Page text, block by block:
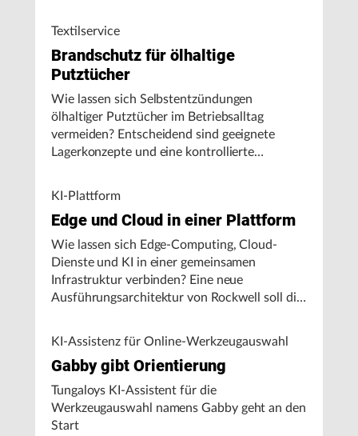
Textilservice
Brandschutz für ölhaltige
Putztücher
Wie lassen sich Selbstentzündungen
ölhaltiger Putztücher im Betriebsalltag
vermeiden? Entscheidend sind geeignete
Lagerkonzepte und eine kontrollierte
KI-Plattform
Edge und Cloud in einer Plattform
Wie lassen sich Edge-Computing, Cloud-
Dienste und KI in einer gemeinsamen
Infrastruktur verbinden? Eine neue
Ausführungsarchitektur von Rockwell soll die
KI-Assistenz für Online-Werkzeugauswahl
Gabby gibt Orientierung
Tungaloys KI-Assistent für die
Werkzeugauswahl namens Gabby geht an den
Start